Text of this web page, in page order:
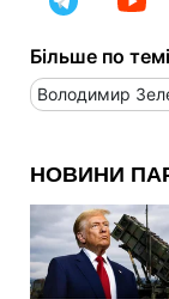
Більше по
Володимир